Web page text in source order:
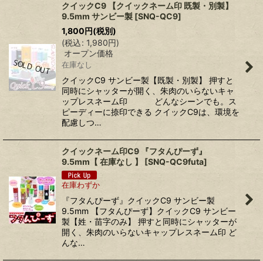
クイックC9 【クイックネーム印 既製・別製】
9.5mm サンビー製 [SNQ-QC9]
1,800円(税別)
(税込: 1,980円)
オープン価格
在庫なし
クイックC9 サンビー製【既製・別製】 押すと
同時にシャッターが開く、朱肉のいらないキャ
ップレスネーム印 どんなシーンでも。ス
ピーディーに捺印できる クイックC9は、環境を
配慮しつ…
クイックネーム印C9 『フタんぴーず』
9.5mm【 在庫なし 】
[SNQ-QC9futa]
在庫わずか
『フタんぴーず』クイックC9 サンビー製
9.5mm 【フタんぴーず】クイックC9 サンビー
製【姓・苗字のみ】 押すと同時にシャッターが
開く、朱肉のいらないキャップレスネーム印 ど
んな…